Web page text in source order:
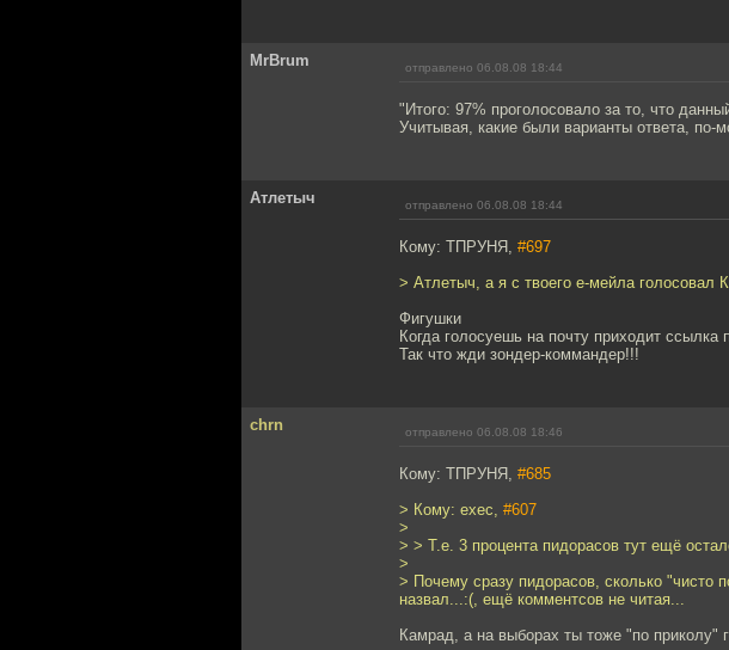
MrBrum отправлено 06.08.08 18:44
"Итого: 97% проголосовало за то, что
Учитывая, какие были варианты ответа, по-
Атлетыч отправлено 06.08.08 18:44
Кому: ТПРУНЯ, #697
> Атлетыч, а я с твоего е-мейла голосовал
Фигушки
Когда голосуешь на почту приходит ссылка
Так что жди зондер-коммандер!!!
chrn отправлено 06.08.08 18:46
Кому: ТПРУНЯ, #685
> Кому: exec, #607
>
> > Т.е. 3 процента пидорасов тут ещё
>
> Почему сразу пидорасов, сколько "чисто
назвал...:(, ещё комментсов не читая...
Камрад, а на выборах ты тоже "по приколу"